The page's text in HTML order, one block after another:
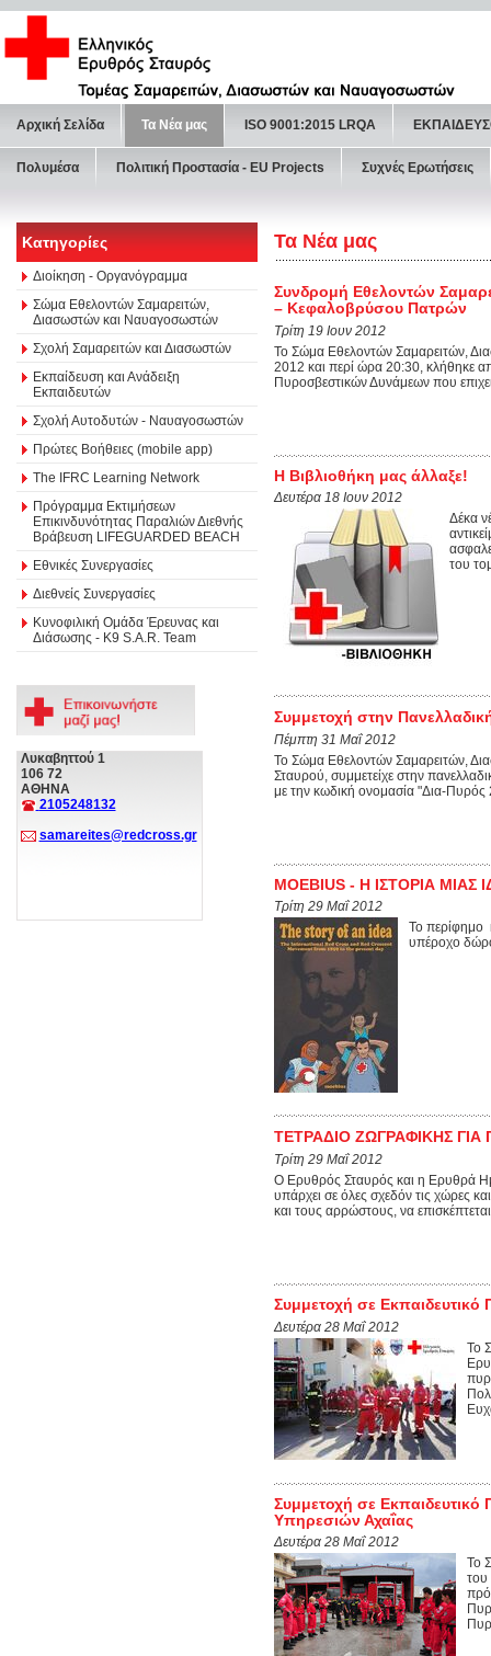
Αρχική Σελίδα Τα Νέα μας ISO 9001:2015 LRQA
Πολυμέσα Πολιτική Προστασία - ΕU Projects Συχνές Ερωτήσεις
Κατηγορίες
Διοίκηση - Οργανόγραμμα
Σώμα Εθελοντών Σαμαρειτών,
Διασωστών και Ναυαγοσωστών
Σχολή Σαμαρειτών και Διασωστών
Εκπαίδευση και Ανάδειξη
Εκπαιδευτών
Σχολή Αυτοδυτών - Ναυαγοσωστών
Πρώτες Βοήθειες (mobile app)
The IFRC Learning Network
Πρόγραμμα Εκτιμήσεων
Επικινδυνότητας Παραλιών Διεθνής
Βράβευση LIFEGUARDED BEACH
Εθνικές Συνεργασίες
Διεθνείς Συνεργασίες
Κυνοφιλική Ομάδα Έρευνας και
Διάσωσης - Κ9 S.A.R. Team
Λυκαβηττού 1
106 72
ΑΘΗΝΑ
2105248132
samareites@redcross.gr
Τα Νέα μας
Συνδρομή Εθελοντών
– Κεφαλοβρύσου Πατρών
Τρίτη 19 Ιουν 2012
Το Σώμα Εθελοντών Σαμαρειτών,
2012 και περί ώρα 20:30, κλήθηκε
Πυροσβεστικών Δυνάμεων που
Η Βιβλιοθήκη μας άλλαξε!
Δευτέρα 18 Ιουν 2012
Δέκα
του
Συμμετοχή στην
Πέμπτη 31 Μαΐ 2012
Το Σώμα Εθελοντών Σαμαρειτών,
Σταυρού, συμμετείχε στην
με την κωδική ονομασία "Δια-
MOEBIUS - Η ΙΣΤΟΡΙΑ ΜΙΑΣ
Τρίτη 29 Μαΐ 2012
Το περίφημο
υπέροχο δώρο
ΤΕΤΡΑΔΙΟ ΖΩΓΡΑΦΙΚΗΣ ΓΙΑ
Τρίτη 29 Μαΐ 2012
Ο Ερυθρός Σταυρός και η Ερυθρά
υπάρχει σε όλες σχεδόν τις χώρες
και τους αρρώστους, να
Συμμετοχή σε
Δευτέρα 28 Μαΐ 2012
Το
Συμμετοχή σε
Υπηρεσιών Αχαΐας
Δευτέρα 28 Μαΐ 2012
Το
του